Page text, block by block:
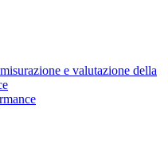
e valutazione della